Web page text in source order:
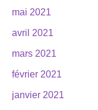
mai 2021
avril 2021
mars 2021
février 2021
janvier 2021